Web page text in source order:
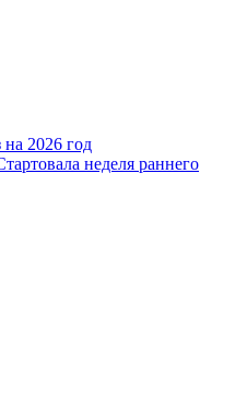
2026 год
неделя раннего